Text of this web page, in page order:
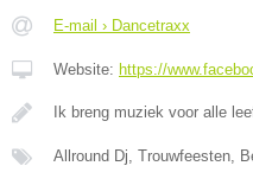
E-mail › Dancetraxx
Website: https://
Ik breng muziek voor alle
Allround Dj, Trouwfeesten,